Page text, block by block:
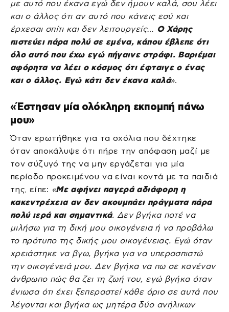
με αυτό που έκανα εγώ δεν ήμουν καλά, σου λέει
και ο άλλος ότι αν αυτό που κάνεις εσύ και
έρχεσαι σπίτι και δεν λειτουργείς… O Χάρης
πιστεύει πάρα πολύ σε εμένα, κάπου έβλεπε ότι
όλο αυτό που έχω εγώ πήγαινε στράφι. Βαριέμαι
αφόρητα να λέει ο κόσμος ότι έφταιγε ο ένας
και ο άλλος. Εγώ κάτι δεν έκανα καλά».
«Έστησαν μία ολόκληρη εκπομπή πάνω
μου»
Όταν ερωτήθηκε για τα σχόλια που δέχτηκε
όταν αποκάλυψε ότι πήρε την απόφαση μαζί με
τον σύζυγό της να μην εργάζεται για μία
περίοδο προκειμένου να είναι κοντά με τα παιδιά
της, είπε: «Με αφήνει παγερά αδιάφορη η
κακεντρέχεια αν δεν ακουμπάει πράγματα πάρα
πολύ ιερά και σημαντικά. Δεν βγήκα ποτέ να
μιλήσω για τη δική μου οικογένεια ή να προβάλω
το πρότυπο της δικής μου οικογένειας. Εγώ όταν
χρειάστηκε να βγω, βγήκα για να υπερασπιστώ
την οικογένειά μου. Δεν βγήκα να πω σε κανέναν
άνθρωπο πώς θα ζει τη ζωή του, εγώ βγήκα όταν
ένιωσα ότι έχει ξεπεραστεί κάθε όριο σε αυτά που
λέγονται και βγήκα ως μητέρα δύο ανήλικων